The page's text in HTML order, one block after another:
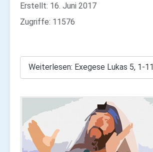
Erstellt: 16. Juni 2017
Zugriffe: 11576
Weiterlesen: Exegese Lukas 5, 1-11